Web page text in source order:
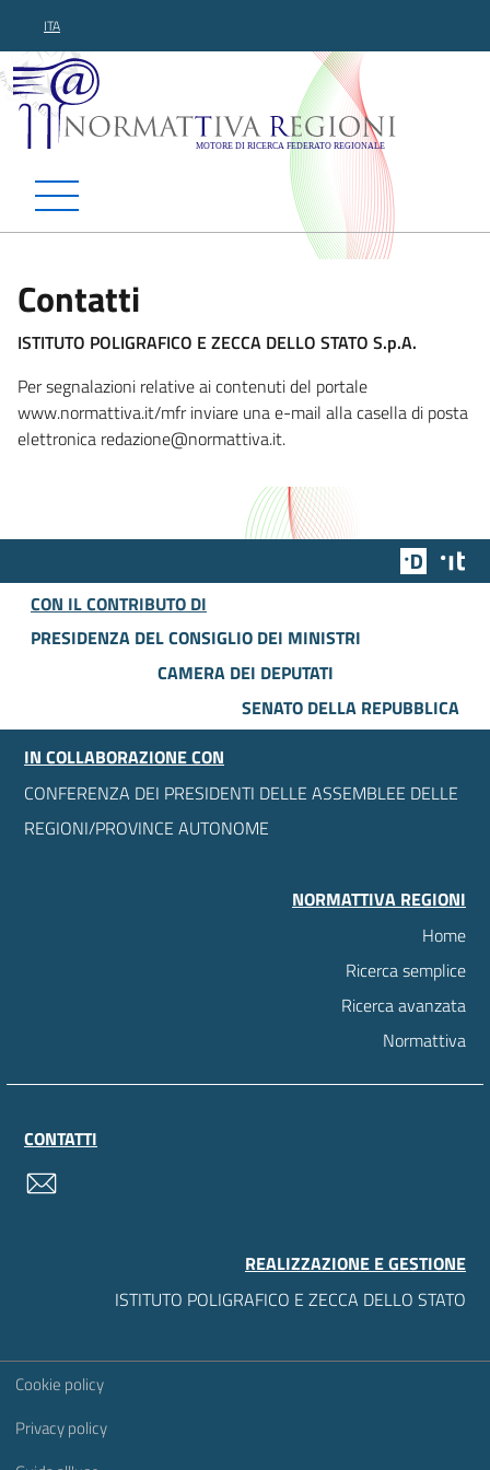
ITA
Normattiva Regioni -
Contatti
ISTITUTO POLIGRAFICO E ZECCA DELLO STATO S.p.A.
Per segnalazioni relative ai contenuti del portale
www.normattiva.it/mfr inviare una e-mail alla casella di posta
elettronica redazione@normattiva.it.
Team
CON IL CONTRIBUTO DI
PRESIDENZA DEL CONSIGLIO DEI MINISTRI
CAMERA DEI DEPUTATI
SENATO DELLA REPUBBLICA
IN COLLABORAZIONE CON
CONFERENZA DEI PRESIDENTI DELLE ASSEMBLEE DELLE
REGIONI/PROVINCE AUTONOME
NORMATTIVA REGIONI
Home
Ricerca semplice
Ricerca avanzata
Normattiva
CONTATTI
REALIZZAZIONE E GESTIONE
ISTITUTO POLIGRAFICO E ZECCA DELLO STATO
Sezione Link Utili
Cookie policy
Privacy policy